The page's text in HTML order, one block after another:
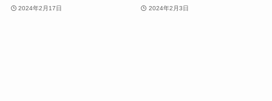
2024年2月17日 2024年2月3日